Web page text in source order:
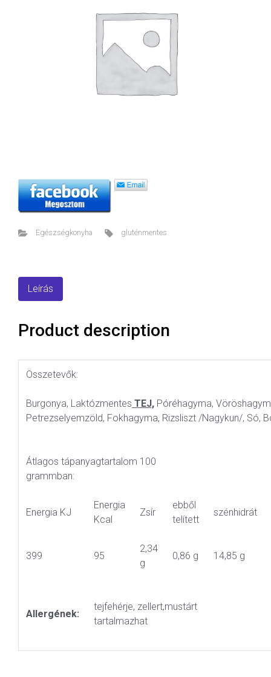
Egészségkonyha gluténmentes
Leírás
Product description
Összetevők:
Burgonya, Laktózmentes TEJ, Póréhagyma,
Petrezselyemzöld, Fokhagyma, Rizsliszt /Nagykun/, Só,
Átlagos tápanyagtartalom 100
grammban:
Energia KJ
Energia
Kcal
Zsír
ebből
telített
szénhidrát
399 95
2,34
g
0,86 g 14,85 g
Allergének:
tejfehérje, zellert,mustárt
tartalmazhat